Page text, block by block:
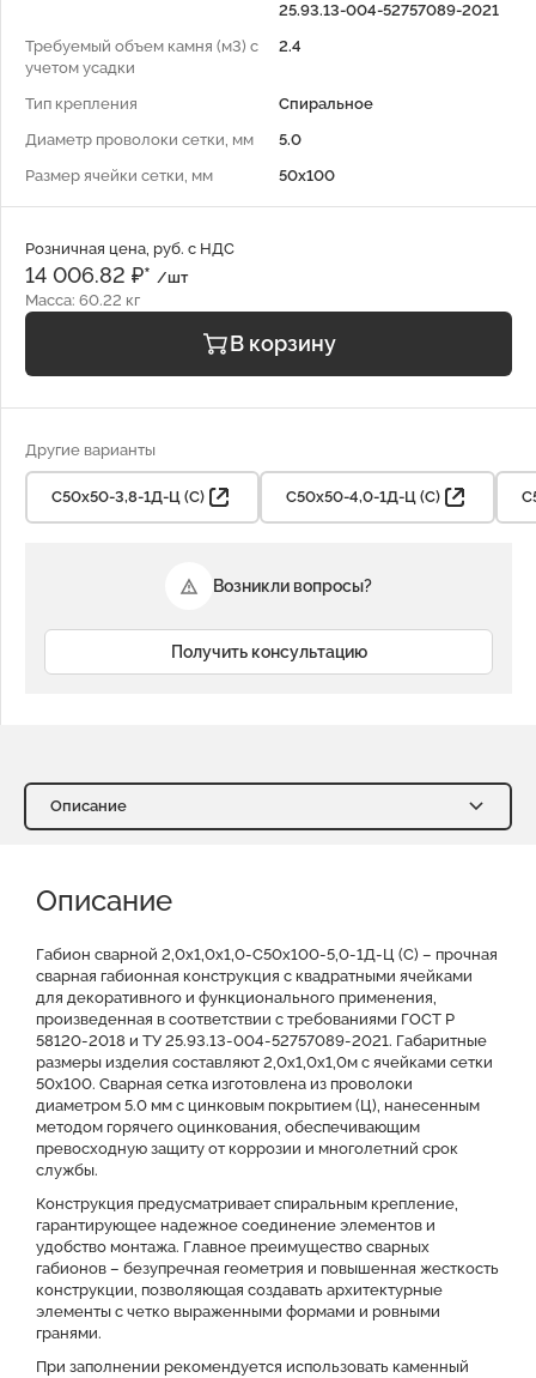
25.93.13-004-52757089-2021
Требуемый объем камня (м3) с
учетом усадки
2.4
Тип крепления
Спиральное
Диаметр проволоки сетки, мм
5.0
Размер ячейки сетки, мм
50x100
Розничная цена, руб. с НДС
14 006.82 ₽* /шт
Масса: 60.22 кг
В корзину
Другие варианты
С50х50-3,8-1Д-Ц (С) С50х50-4,0-1Д-Ц (С)
Возникли вопросы?
Получить консультацию
Описание
Доставка и оплата
Преимущества Оставить заявку на КП
Файлы для скачивания
Описание
Габион сварной 2,0х1,0х1,0-С50х100-5,0-1Д-Ц (С) – прочная
сварная габионная конструкция с квадратными ячейками
для декоративного и функционального применения,
произведенная в соответствии с требованиями ГОСТ Р
58120-2018 и ТУ 25.93.13-004-52757089-2021. Габаритные
размеры изделия составляют 2,0х1,0х1,0м с ячейками сетки
50x100. Сварная сетка изготовлена из проволоки
диаметром 5.0 мм с цинковым покрытием (Ц), нанесенным
методом горячего оцинкования, обеспечивающим
превосходную защиту от коррозии и многолетний срок
службы.
Конструкция предусматривает спиральным крепление,
гарантирующее надежное соединение элементов и
удобство монтажа. Главное преимущество сварных
габионов – безупречная геометрия и повышенная жесткость
конструкции, позволяющая создавать архитектурные
элементы с четко выраженными формами и ровными
гранями.
При заполнении рекомендуется использовать каменный